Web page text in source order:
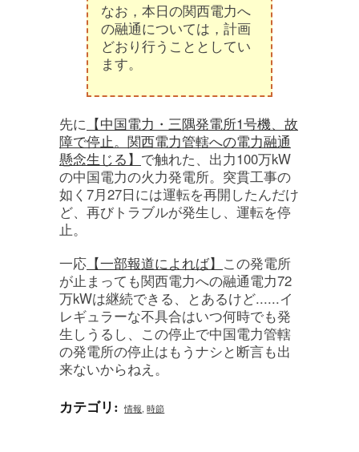
なお，本日の関西電力へ
の融通については，計画
どおり行うこととしてい
ます。
先に 【中国電力・三隅発電所1号機、故
障で停止。関西電力管轄への電力融通
懸念生じる】 で触れた、出力100万kW
の中国電力の火力発電所。突貫工事の
如く7月27日には運転を再開したんだけ
ど、再びトラブルが発生し、運転を停
止。
一応 【一部報道によれば】 この発電所
が止まっても関西電力への融通電力72
万kWは継続できる、とあるけど......イ
レギュラーな不具合はいつ何時でも発
生しうるし、この停止で中国電力管轄
の発電所の停止はもうナシと断言も出
来ないからねえ。
カテゴリ: 情報, 時節